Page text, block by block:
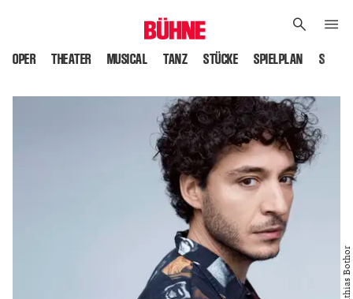
OPER THEATER MUSICAL TANZ STÜCKE SPIELPLAN